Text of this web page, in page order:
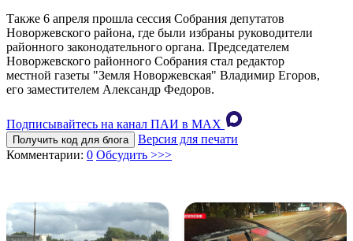
Также 6 апреля прошла сессия Собрания депутатов
Новоржевского района, где были избраны руководители
районного законодательного органа. Председателем
Новоржевского районного Собрания стал редактор
местной газеты "Земля Новоржевская" Владимир Егоров,
его заместителем Александр Федоров.
Подписывайтесь на канал ПАИ в MAХ
Получить код для блога
Версия для печати
Комментарии: 0 Обсудить >>>